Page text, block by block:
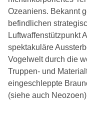
Ozeaniens. Bekannt
befindlichen
Luftwaffenstützpunkt
spektakuläre
Vogelwelt durch die
Truppen- und
eingeschleppte
(siehe auch